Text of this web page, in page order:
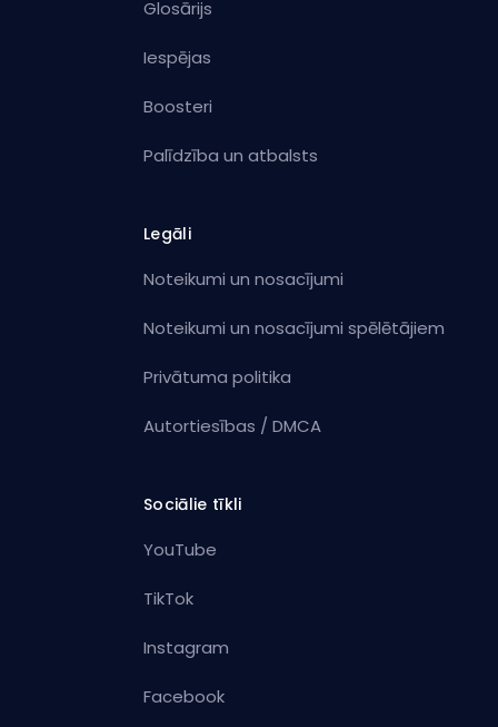
Glosārijs
Iespējas
Boosteri
Palīdzība un atbalsts
Legāli
Noteikumi un nosacījumi
Noteikumi un nosacījumi spēlētājiem
Privātuma politika
Autortiesības / DMCA
Sociālie tīkli
YouTube
TikTok
Instagram
Facebook